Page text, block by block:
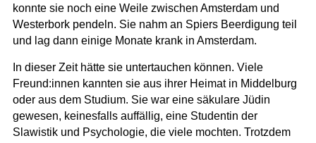
konnte sie noch eine Weile zwischen Amsterdam und
Westerbork pendeln. Sie nahm an Spiers Beerdigung teil
und lag dann einige Monate krank in Amsterdam.
In dieser Zeit hätte sie untertauchen können. Viele
Freund:innen kannten sie aus ihrer Heimat in Middelburg
oder aus dem Studium. Sie war eine säkulare Jüdin
gewesen, keinesfalls auffällig, eine Studentin der
Slawistik und Psychologie, die viele mochten. Trotzdem